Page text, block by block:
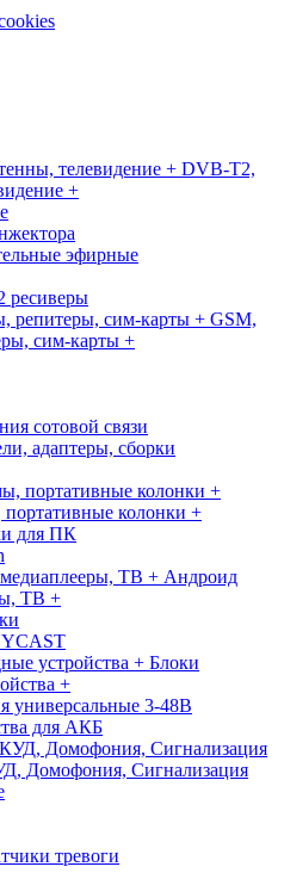
DVB-T2,
+
эфирные
GSM,
сим-карты +
сотовой связи
адаптеры, сборки
колонки +
для ПК
Андроид
ТВ +
Блоки
+
универсальные 3-48В
для АКБ
Домофония, Сигнализация
тревоги